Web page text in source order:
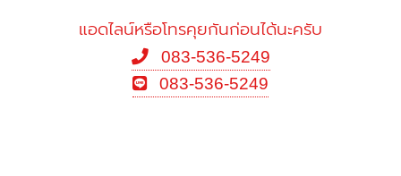
แอดไลน์หรือโทรคุยกันก่อนได้นะครับ
083-536-5249
083-536-5249